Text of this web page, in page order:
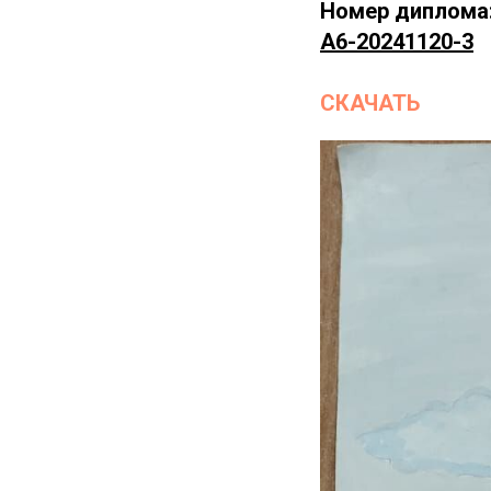
Номер
А6-20241120-3
СКАЧАТЬ